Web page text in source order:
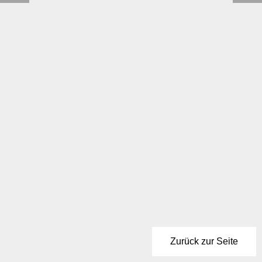
Zurück zur Seite